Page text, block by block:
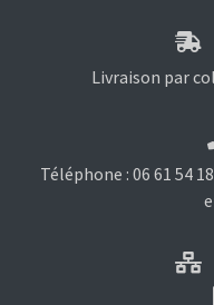
Livraison par
Téléphone : 06 61 54